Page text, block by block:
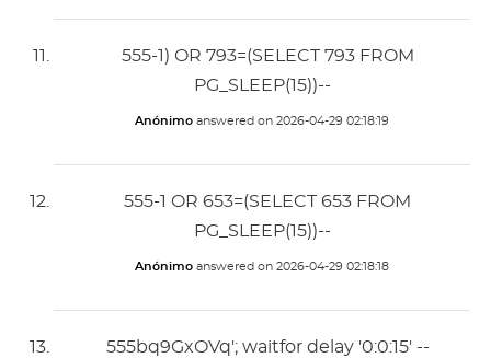
555-1) OR 793=(SELECT 793 FROM
PG_SLEEP(15))--
Anónimo answered on 2026-04-29 02:18:19
555-1 OR 653=(SELECT 653 FROM
PG_SLEEP(15))--
Anónimo answered on 2026-04-29 02:18:18
555bq9GxOVq'; waitfor delay '0:0:15' --